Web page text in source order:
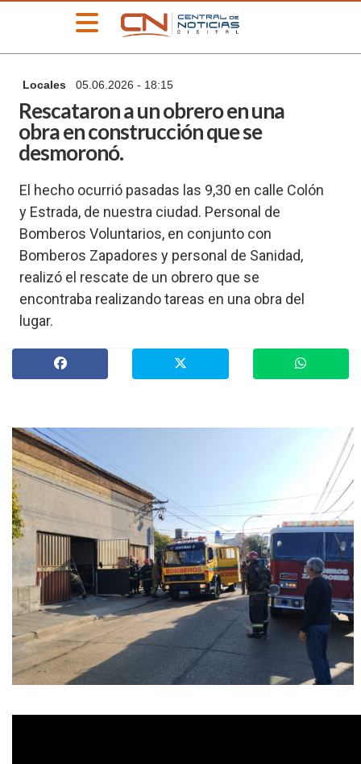
PORTADA
Deportes
Información
General
Locales
Nacionales
Policiales
»
Salud
»
Cultura
»
Economía
»
Espectáculos
»
Internacionales
»
Judiciales
»
Política
Locales 05.06.2026 - 18:15
Rescataron a un obrero en una
obra en construcción que se
desmoronó.
El hecho ocurrió pasadas las 9,30 en calle Colón
y Estrada, de nuestra ciudad. Personal de
Bomberos Voluntarios, en conjunto con
Bomberos Zapadores y personal de Sanidad,
realizó el rescate de un obrero que se
encontraba realizando tareas en una obra del
lugar.